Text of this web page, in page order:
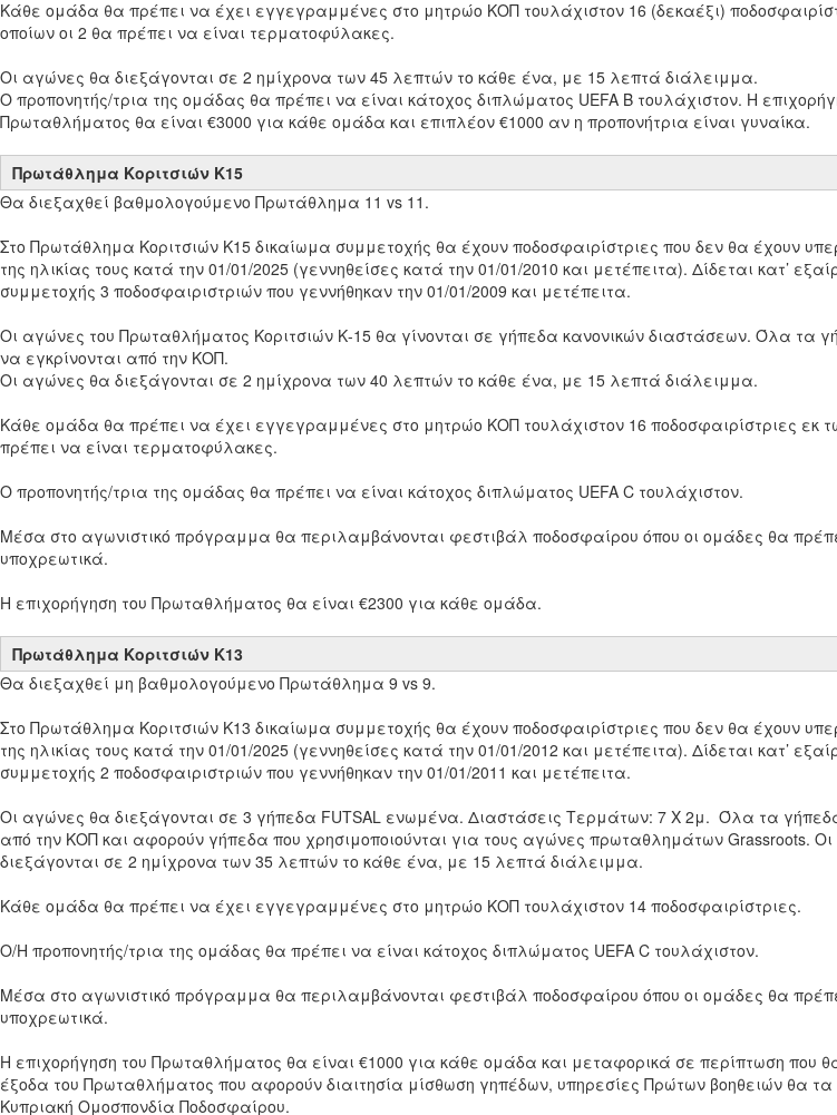
Κάθε ομάδα θα πρέπει να έχει εγγεγραμμένες στο μητρώο ΚΟΠ τουλάχιστον 16 (δεκαέξι)
οποίων οι 2 θα πρέπει να είναι τερματοφύλακες.
Οι αγώνες θα διεξάγονται σε 2 ημίχρονα των 45 λεπτών το κάθε ένα, με 15 λεπτά διάλειμμα.
Ο προπονητής/τρια της ομάδας θα πρέπει να είναι κάτοχος διπλώματος UEFA B τουλάχιστον. H
Πρωταθλήματος θα είναι €3000 για κάθε ομάδα και επιπλέον €1000 αν η προπονήτρια είναι γυναίκα.
Πρωτάθλημα Κοριτσιών Κ15
Θα διεξαχθεί βαθμολογούμενο Πρωτάθλημα 11 vs 11.
Στο Πρωτάθλημα Κοριτσιών Κ15 δικαίωμα συμμετοχής θα έχουν ποδοσφαιρίστριες που δεν θα έχουν
της ηλικίας τους κατά την 01/01/2025 (γεννηθείσες κατά την 01/01/2010 και μετέπειτα). Δίδεται κατ’
συμμετοχής 3 ποδοσφαιριστριών που γεννήθηκαν την 01/01/2009 και μετέπειτα.
Οι αγώνες του Πρωταθλήματος Κοριτσιών Κ-15 θα γίνονται σε γήπεδα κανονικών διαστάσεων. Όλα τα
να εγκρίνονται από την ΚΟΠ.
Οι αγώνες θα διεξάγονται σε 2 ημίχρονα των 40 λεπτών το κάθε ένα, με 15 λεπτά διάλειμμα.
Κάθε ομάδα θα πρέπει να έχει εγγεγραμμένες στο μητρώο ΚΟΠ τουλάχιστον 16 ποδοσφαιρίστριες εκ
πρέπει να είναι τερματοφύλακες.
Ο προπονητής/τρια της ομάδας θα πρέπει να είναι κάτοχος διπλώματος UEFA C τουλάχιστον.
Μέσα στο αγωνιστικό πρόγραμμα θα περιλαμβάνονται φεστιβάλ ποδοσφαίρου όπου οι ομάδες θα
υποχρεωτικά.
H επιχορήγηση του Πρωταθλήματος θα είναι €2300 για κάθε ομάδα.
Πρωτάθλημα Κοριτσιών Κ13
Θα διεξαχθεί μη βαθμολογούμενο Πρωτάθλημα 9 vs 9.
Στο Πρωτάθλημα Κοριτσιών Κ13 δικαίωμα συμμετοχής θα έχουν ποδοσφαιρίστριες που δεν θα έχουν
της ηλικίας τους κατά την 01/01/2025 (γεννηθείσες κατά την 01/01/2012 και μετέπειτα). Δίδεται κατ’
συμμετοχής 2 ποδοσφαιριστριών που γεννήθηκαν την 01/01/2011 και μετέπειτα.
Οι αγώνες θα διεξάγονται σε 3 γήπεδα FUTSAL ενωμένα. Διαστάσεις Τερμάτων: 7 Χ 2μ. Όλα τα
από την ΚΟΠ και αφορούν γήπεδα που χρησιμοποιούνται για τους αγώνες πρωταθλημάτων Grassroots.
διεξάγονται σε 2 ημίχρονα των 35 λεπτών το κάθε ένα, με 15 λεπτά διάλειμμα.
Κάθε ομάδα θα πρέπει να έχει εγγεγραμμένες στο μητρώο ΚΟΠ τουλάχιστον 14 ποδοσφαιρίστριες.
Ο/Η προπονητής/τρια της ομάδας θα πρέπει να είναι κάτοχος διπλώματος UEFA C τουλάχιστον.
Μέσα στο αγωνιστικό πρόγραμμα θα περιλαμβάνονται φεστιβάλ ποδοσφαίρου όπου οι ομάδες θα
υποχρεωτικά.
H επιχορήγηση του Πρωταθλήματος θα είναι €1000 για κάθε ομάδα και μεταφορικά σε περίπτωση που
έξοδα του Πρωταθλήματος που αφορούν διαιτησία μίσθωση γηπέδων, υπηρεσίες Πρώτων βοηθειών θα τα
Κυπριακή Ομοσπονδία Ποδοσφαίρου.